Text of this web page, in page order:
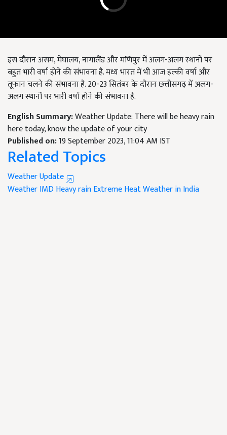
इस दौरान असम, मेघालय, नागालैंड और मणिपुर में अलग-अलग स्थानों पर
बहुत भारी वर्षा होने की संभावना है. मध्य भारत में भी आज हल्की वर्षा और
तूफान चलने की संभावना है. 20-23 सितंबर के दौरान छत्तीसगढ़ में अलग-
अलग स्थानों पर भारी वर्षा होने की संभावना है.
English Summary:Weather Update: There will be heavy rain
here today, know the update of your city
Published on:19 September 2023, 11:04 AM IST
Related Topics
Weather Update
WeatherIMDHeavy rainExtreme HeatWeather in India